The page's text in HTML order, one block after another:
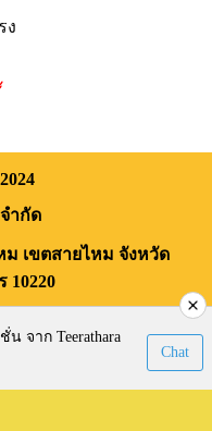
ง
ำกัด
ม เขตสายไหม จังหวัด
10220
จาก Teerathara
Chat